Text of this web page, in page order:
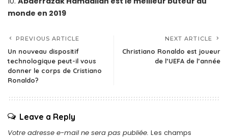
monde en 2019
PREVIOUS ARTICLE
Un nouveau dispositif
technologique peut-il vous
donner le corps de Cristiano
Ronaldo?
NEXT ARTICLE
Christiano Ronaldo est joueur
de l’UEFA de l’année
Leave a Reply
Votre adresse e-mail ne sera pas publiée. Les champs